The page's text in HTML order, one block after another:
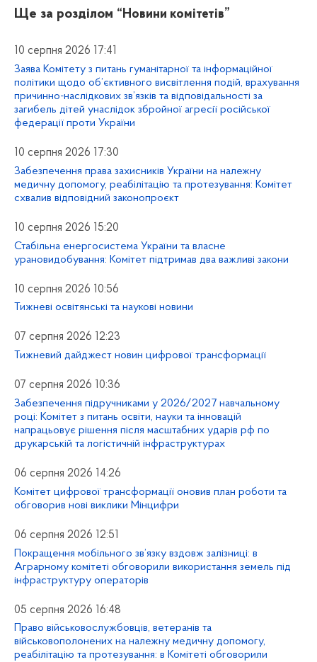
Ще за розділом “Новини комітетів”
10 серпня 2026 17:41
Заява Комітету з питань гуманітарної та інформаційної
політики щодо об’єктивного висвітлення подій, врахування
причинно-наслідкових зв’язків та відповідальності за
загибель дітей унаслідок збройної агресії російської
федерації проти України
10 серпня 2026 17:30
Забезпечення права захисників України на належну
медичну допомогу, реабілітацію та протезування: Комітет
схвалив відповідний законопроєкт
10 серпня 2026 15:20
Стабільна енергосистема України та власне
урановидобування: Комітет підтримав два важливі закони
10 серпня 2026 10:56
Тижневі освітянські та наукові новини
07 серпня 2026 12:23
Тижневий дайджест новин цифрової трансформації
07 серпня 2026 10:36
Забезпечення підручниками у 2026/2027 навчальному
році: Комітет з питань освіти, науки та інновацій
напрацьовує рішення після масштабних ударів рф по
друкарській та логістичній інфраструктурах
06 серпня 2026 14:26
Комітет цифрової трансформації оновив план роботи та
обговорив нові виклики Мінцифри
06 серпня 2026 12:51
Покращення мобільного зв’язку вздовж залізниці: в
Аграрному комітеті обговорили використання земель під
інфраструктуру операторів
05 серпня 2026 16:48
Право військовослужбовців, ветеранів та
військовополонених на належну медичну допомогу,
реабілітацію та протезування: в Комітеті обговорили